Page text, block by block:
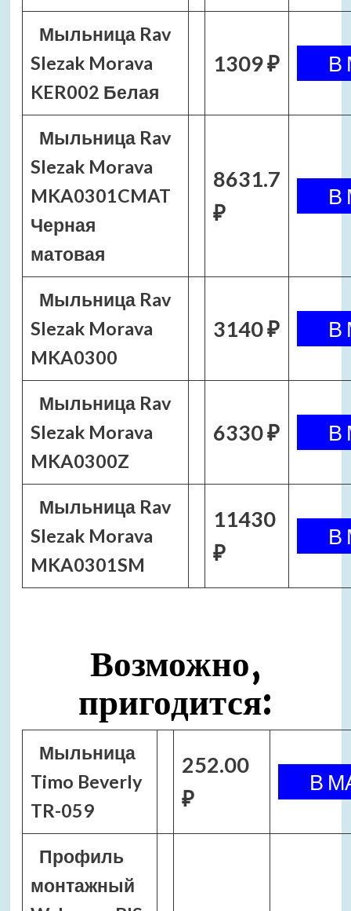
Мыльница Rav
Slezak Morava
KER002 Белая
1309 ₽
Мыльница Rav
Slezak Morava
MKA0301CMAT
Черная
матовая
8631.7
₽
Мыльница Rav
Slezak Morava
MKA0300
3140 ₽
Мыльница Rav
Slezak Morava
MKA0300Z
6330 ₽
Мыльница Rav
Slezak Morava
MKA0301SM
11430
₽
Возможно,
пригодится:
Мыльница
Timo Beverly
TR-059
252.00
₽
Профиль
монтажный